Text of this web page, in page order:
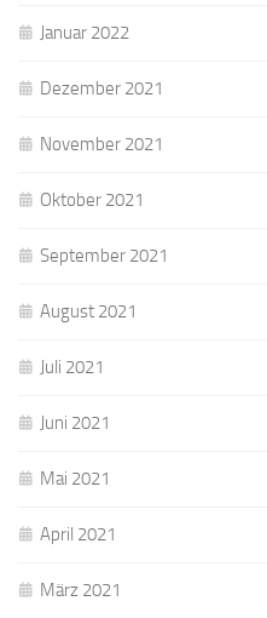
Januar 2022
Dezember 2021
November 2021
Oktober 2021
September 2021
August 2021
Juli 2021
Juni 2021
Mai 2021
April 2021
März 2021